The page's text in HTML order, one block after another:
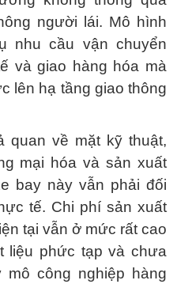
người lái. Mô hình
nhu cầu vận chuyển
và giao hàng hóa mà
lên hạ tầng giao thông
quan về mặt kỹ thuật,
mại hóa và sản xuất
bay này vẫn phải đối
tế. Chi phí sản xuất
tại vẫn ở mức rất cao
liệu phức tạp và chưa
công nghiệp hàng